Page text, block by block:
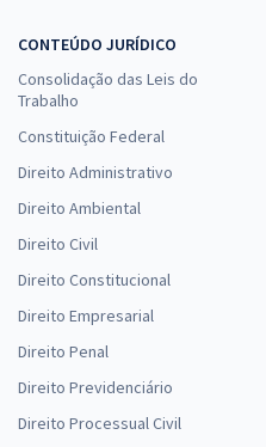
CONTEÚDO JURÍDICO
Consolidação das Leis do
Trabalho
Constituição Federal
Direito Administrativo
Direito Ambiental
Direito Civil
Direito Constitucional
Direito Empresarial
Direito Penal
Direito Previdenciário
Direito Processual Civil